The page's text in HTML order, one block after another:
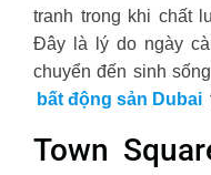
tranh trong khi chất
Đây là lý do ngày
chuyển đến sinh
bất động sản Dubai
Town